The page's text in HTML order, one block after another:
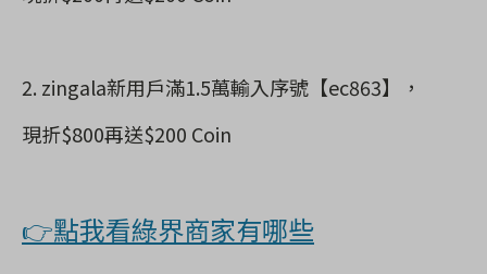
2. zingala新用戶滿1.5萬輸入序號【ec863】，
現折$800再送$200 Coin
👉點我看綠界商家有哪些